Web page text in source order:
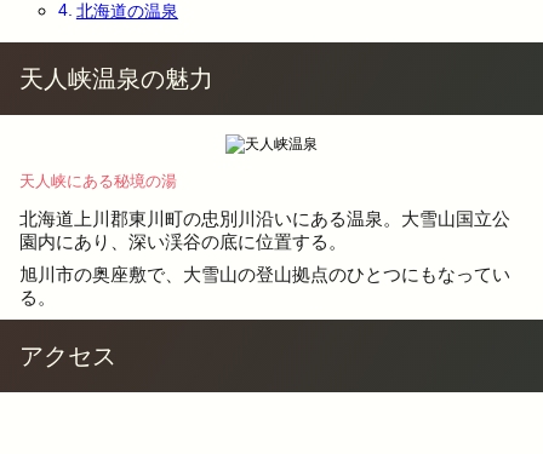
北海道の温泉
天人峡温泉の魅力
天人峡にある秘境の湯
北海道上川郡東川町の忠別川沿いにある温泉。大雪山国立公
園内にあり、深い渓谷の底に位置する。
旭川市の奥座敷で、大雪山の登山拠点のひとつにもなってい
る。
アクセス